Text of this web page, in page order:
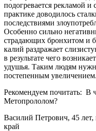
подогревается рекламой и
практике доводилось
последствиями
Особенно сильно
страдающих бронхитом и
калий раздражает
в результате чего
удушья. Таким людям
постепенным увеличением.
Рекомендуем почитать: В
Метопрололом?
Василий Петрович, 45 лет,
край